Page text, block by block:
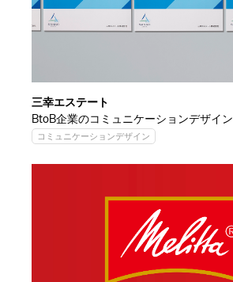
三幸エステート
BtoB企業のコミュニケーションデザイン
コミュニケーションデザイン